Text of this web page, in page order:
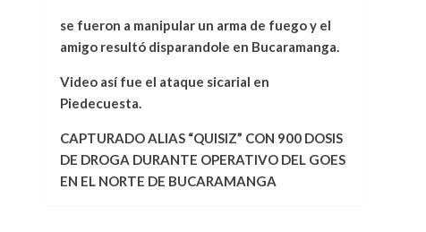
se fueron a manipular un arma de fuego y el
amigo resultó disparandole en Bucaramanga.
Video así fue el ataque sicarial en
Piedecuesta.
CAPTURADO ALIAS “QUISIZ” CON 900 DOSIS
DE DROGA DURANTE OPERATIVO DEL GOES
EN EL NORTE DE BUCARAMANGA